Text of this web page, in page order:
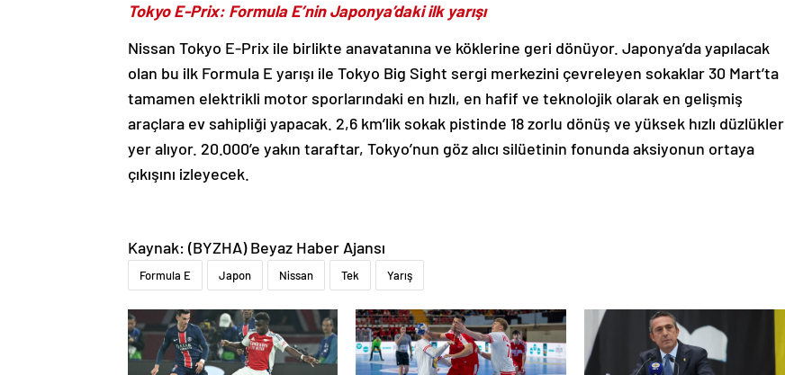
Tokyo E-Prix: Formula E’nin Japonya’daki ilk yarışı
Nissan Tokyo E-Prix ile birlikte anavatanına ve köklerine geri dönüyor. Japonya’da yapılacak
olan bu ilk Formula E yarışı ile Tokyo Big Sight sergi merkezini çevreleyen sokaklar 30 Mart’ta
tamamen elektrikli motor sporlarındaki en hızlı, en hafif ve teknolojik olarak en gelişmiş
araçlara ev sahipliği yapacak. 2,6 km’lik sokak pistinde 18 zorlu dönüş ve yüksek hızlı düzlükler
yer alıyor. 20.000’e yakın taraftar, Tokyo’nun göz alıcı silüetinin fonunda aksiyonun ortaya
çıkışını izleyecek.
Kaynak: (BYZHA) Beyaz Haber Ajansı
Formula E Japon Nissan Tek Yarış